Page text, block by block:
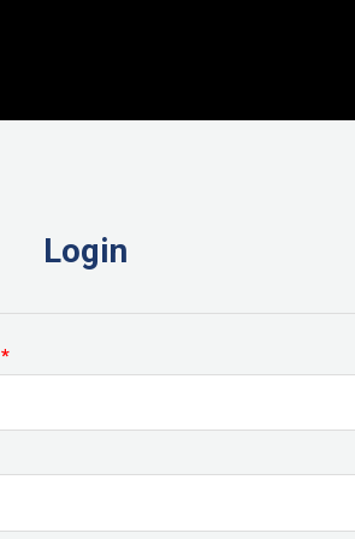
Login
*Vereist